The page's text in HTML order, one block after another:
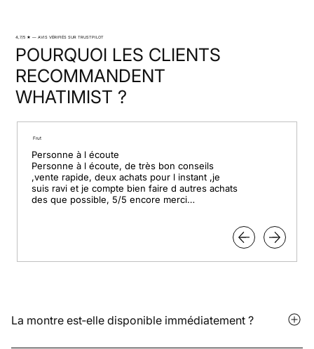
Frut
Personne à l écoute
Personne à l écoute, de très bon conseils
,vente rapide, deux achats pour l instant ,je
suis ravi et je compte bien faire d autres achats
des que possible, 5/5 encore merci
4,7/5 ★ — AVIS VÉRIFIÉS SUR TRUSTPILOT
POURQUOI LES CLIENTS
RECOMMANDENT
WHATIMIST ?
La montre est‑elle disponible immédiatement ?